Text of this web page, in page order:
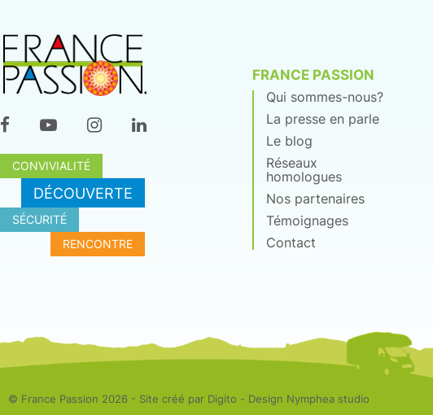
CONVIVIALITÉ
DÉCOUVERTE
SÉCURITÉ
RENCONTRE
FRANCE PASSION
Qui sommes-nous?
La presse en parle
Le blog
Réseaux
homologues
Nos partenaires
Témoignages
Contact
© France Passion 2026 - Site créé par Digito - Design Nymphea studio